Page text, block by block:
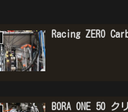
Racing ZERO
BORA ONE 50